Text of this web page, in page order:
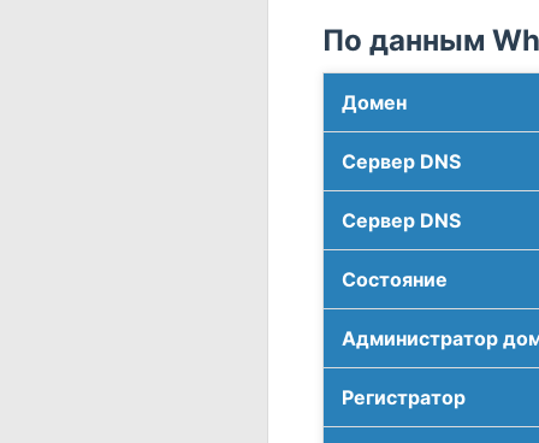
По данным
Домен
Сервер DNS
Сервер DNS
Соcтояние
Администратор
Регистратор